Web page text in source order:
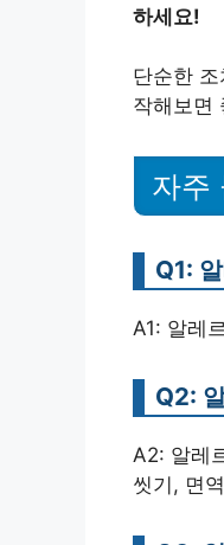
하세요!
단순한
작해보면
자주
Q1:
A1: 알레
Q2:
A2: 알레
씻기, 면